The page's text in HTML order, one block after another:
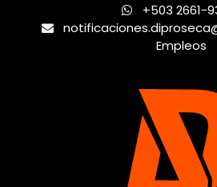
+503 2661-
Empleos